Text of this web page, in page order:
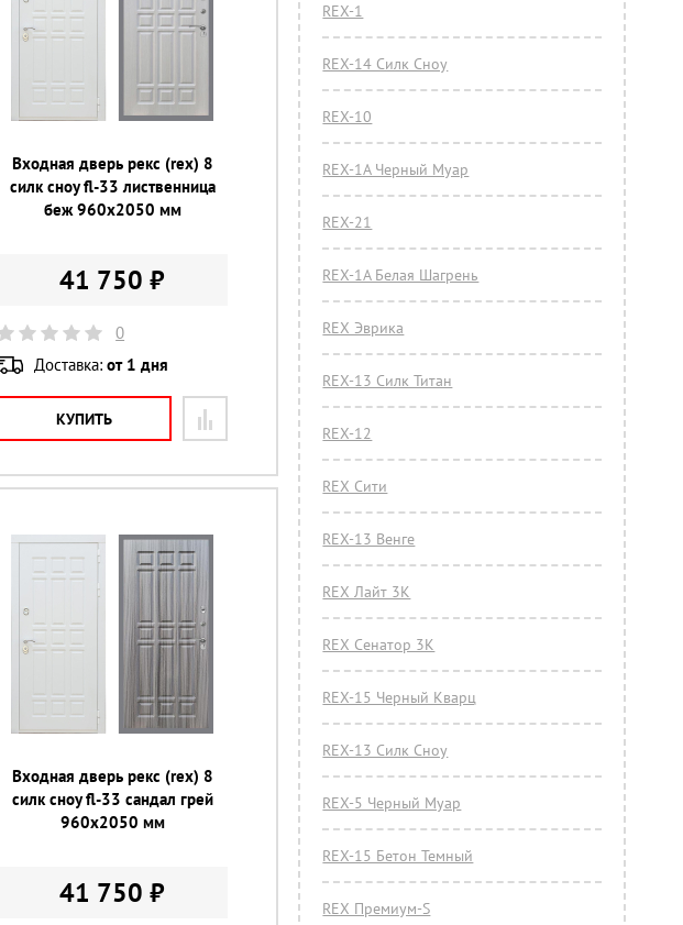
Входная дверь рекс (rex) 8
силк сноу fl-33 лиственница
беж 960х2050 мм
41 750 ₽
0
Доставка:от 1 дня
КУПИТЬ
Входная дверь рекс (rex) 8
силк сноу fl-33 сандал грей
960х2050 мм
41 750 ₽
REX-1
REX-14 Силк Сноу
REX-10
REX-1A Черный Муар
REX-21
REX-1А Белая Шагрень
REX Эврика
REX-13 Силк Титан
REX-12
REX Сити
REX-13 Венге
REX Лайт 3К
REX Сенатор 3К
REX-15 Черный Кварц
REX-13 Силк Сноу
REX-5 Черный Муар
REX-15 Бетон Темный
REX Премиум-S